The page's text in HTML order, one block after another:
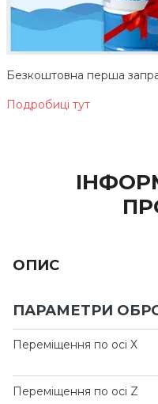
Безкоштовна перша
Подробиці тут
ОПИС
ПАРАМЕТРИ
Переміщення по осі Х
Переміщення по осі Z